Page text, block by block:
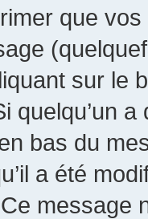
que
sur le
quelqu’un
bas du
a été
message